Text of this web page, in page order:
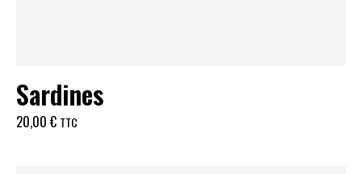
Sardines
20,00 € TTC